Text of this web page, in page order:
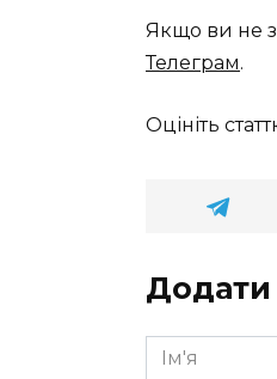
Якщо ви не
Телеграм.
Оцініть
Додати
Ім'я